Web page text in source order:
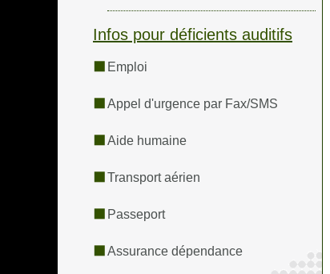
Infos pour déficients auditifs
Emploi
Appel d'urgence par Fax/SMS
Aide humaine
Transport aérien
Passeport
Assurance dépendance